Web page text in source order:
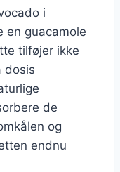
i
en guacamole
tilføjer ikke
dosis
de
og
endnu